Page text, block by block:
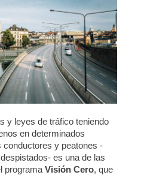
y leyes de tráfico teniendo
en determinados
y peatones -
es una de las
programa Visión Cero, que